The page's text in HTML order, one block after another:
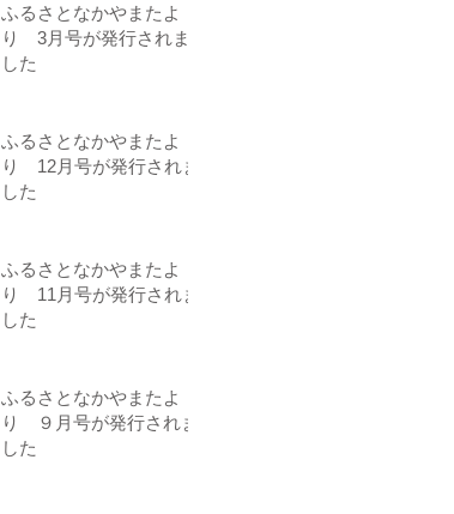
ふるさとなかやまたよ
り 3月号が発行されま
した
ふるさとなかやまたよ
り 12月号が発行されま
した
ふるさとなかやまたよ
り 11月号が発行されま
した
ふるさとなかやまたよ
り ９月号が発行されま
した